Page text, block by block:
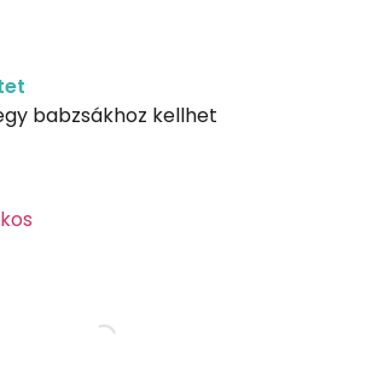
babzsákhoz kellhet